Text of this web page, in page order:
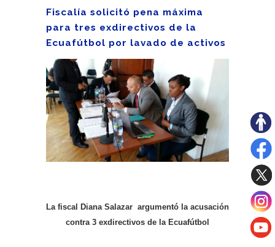
Fiscalía solicitó pena máxima
para tres exdirectivos de la
Ecuafútbol por lavado de activos
La fiscal Diana Salazar argumentó la acusación
contra 3 exdirectivos de la Ecuafútbol